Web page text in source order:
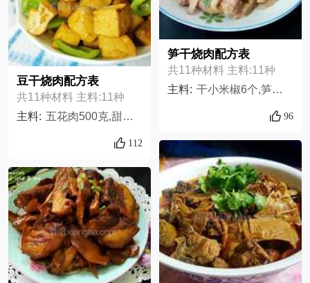
豆干烧肉配方表
共11种材料 主料:11种
主料: 五花肉500克,甜青椒一个,适量3～,盐少许,生抽适量,油少许,白糖一汤匙,清水适量,胡椒粉适量,水淀粉少许,客家黄皮豆干4块
112
笋干烧肉配方表
共11种材料 主料:11种
主料: 干小米椒6个,笋干6片,生姜1小块,葱3根,大蒜3小瓣,五花肉200克,白胡椒粉少量,酱油少量,鸡精少量,油适量,盐适量,
96